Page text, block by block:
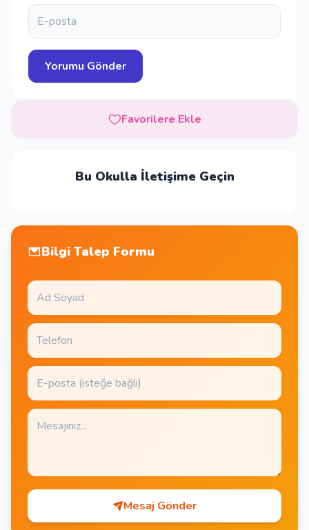
Favorilere Ekle
Bu Okulla İletişime Geçin
Bilgi Talep Formu
Mesaj Gönder